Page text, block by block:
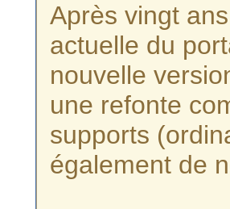
Après vingt
actuelle du
nouvelle
une refonte
supports
également de